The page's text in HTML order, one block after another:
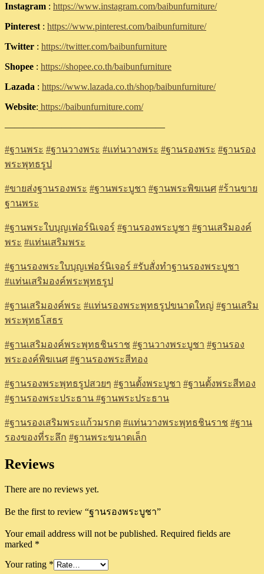
Instagram : https://www.instagram.com/baibunfurniture/
Pinterest : https://www.pinterest.com/baibunfurniture/
Twitter : https://twitter.com/baibunfurniture
Shopee : https://shopee.co.th/baibunfurniture
Lazada : https://www.lazada.co.th/shop/baibunfurniture/
Website: https://baibunfurniture.com/
—————————————————
#ฐานพระ #ฐานวางพระ #แท่นวางพระ #ฐานรองพระ #ฐานรอง
พระพุทธรูป
#ขายส่งฐานรองพระ #ฐานพระบูชา #ฐานพระพิฆเนศ #ร้านขาย
ฐานพระ
#ฐานพระใบบุญเฟอร์นิเจอร์ #ฐานรองพระบูชา #ฐานเสริมองค์
พระ #แท่นเสริมพระ
#ฐานรองพระใบบุญเฟอร์นิเจอร์ #รับสั่งทำฐานรองพระบูชา
#แท่นเสริมองค์พระพุทธรูป
#ฐานเสริมองค์พระ #แท่นรองพระพุทธรูปขนาดใหญ่ #ฐานเสริม
พระพุทธโสธร
#ฐานเสริมองค์พระพุทธชินราช #ฐานวางพระบูชา #ฐานรอง
พระองค์พิฆเนศ #ฐานรองพระสีทอง
#ฐานรองพระพุทธรูปสวยๆ #ฐานตั้งพระบูชา #ฐานตั้งพระสีทอง
#ฐานรองพระประธาน #ฐานพระประธาน
#ฐานรองเสริมพระแก้วมรกต #แท่นวางพระพุทธชินราช #ฐาน
รองของที่ระลึก #ฐานพระขนาดเล็ก
Reviews
There are no reviews yet.
Be the first to review “ฐานรองพระบูชา”
Your email address will not be published. Required fields are
marked *
Your rating *